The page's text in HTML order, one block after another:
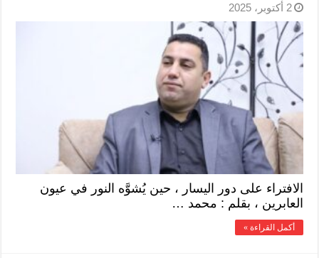
2 أكتوبر، 2025
الافتراء على دور اليسار ، حين يُشوَّه النور في عيون
العابرين ، بقلم : محمد …
أكمل القراءة »